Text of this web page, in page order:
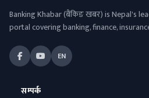
Banking Khabar (बैंकिङ खबर) is Nepal's
portal covering banking, finance,
EN
सम्पर्क